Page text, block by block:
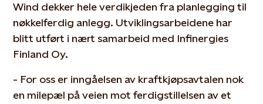
Wind dekker hele verdikjeden fra planlegging til
nøkkelferdig anlegg. Utviklingsarbeidene har
blitt utført i nært samarbeid med Infinergies
Finland Oy.
- For oss er inngåelsen av kraftkjøpsavtalen nok
en milepæl på veien mot ferdigstillelsen av et